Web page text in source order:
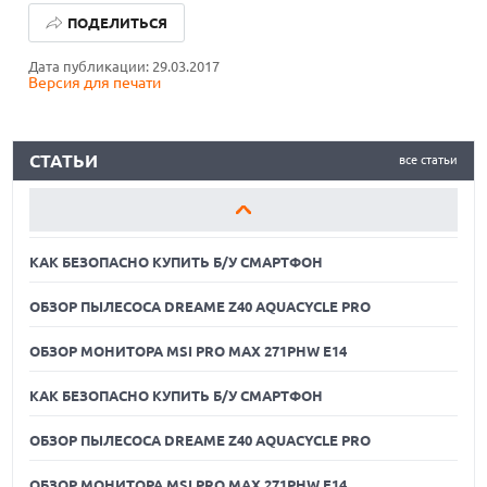
Дата публикации: 29.03.2017
Версия для печати
ПОДЕЛИТЬСЯ
все статьи
СТАТЬИ
ОБЗОР ПЫЛЕСОСА DREAME Z40 AQUACYCLE PRO
ОБЗОР МОНИТОРА MSI PRO MAX 271PHW E14
ОБЗОР МОНИТОРА MSI PRO MAX 271PHW E14
КАК БЕЗОПАСНО КУПИТЬ Б/У СМАРТФОН
ОБЗОР ПЫЛЕСОСА DREAME Z40 AQUACYCLE PRO
ОБЗОР МОНИТОРА MSI PRO MAX 271PHW E14
КАК БЕЗОПАСНО КУПИТЬ Б/У СМАРТФОН
ОБЗОР ПЫЛЕСОСА DREAME Z40 AQUACYCLE PRO
05.08.2026